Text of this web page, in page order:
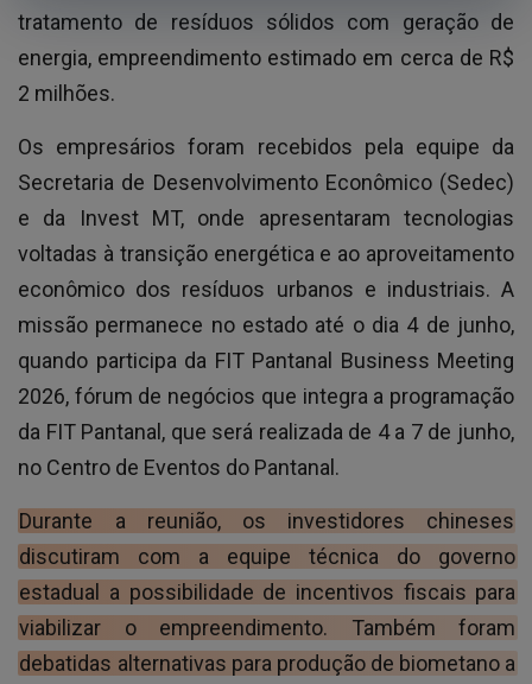
tratamento de resíduos sólidos com geração de
energia, empreendimento estimado em cerca de R$
2 milhões.
Os empresários foram recebidos pela equipe da
Secretaria de Desenvolvimento Econômico (Sedec)
e da Invest MT, onde apresentaram tecnologias
voltadas à transição energética e ao aproveitamento
econômico dos resíduos urbanos e industriais. A
missão permanece no estado até o dia 4 de junho,
quando participa da FIT Pantanal Business Meeting
2026, fórum de negócios que integra a programação
da FIT Pantanal, que será realizada de 4 a 7 de junho,
no Centro de Eventos do Pantanal.
Durante a reunião, os investidores chineses
discutiram com a equipe técnica do governo
estadual a possibilidade de incentivos fiscais para
viabilizar o empreendimento. Também foram
debatidas alternativas para produção de biometano a